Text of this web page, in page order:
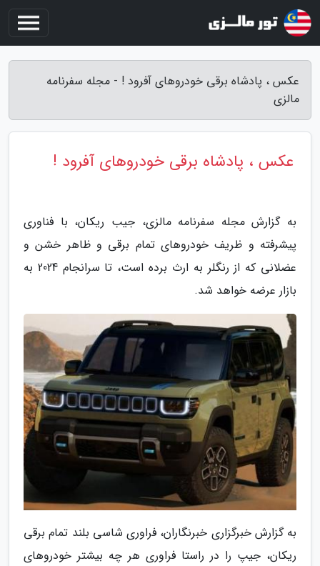
عکس ، پادشاه برقی خودروهای آفرود ! - مجله سفرنامه
مالزی
عکس ، پادشاه برقی خودروهای آفرود !
به گزارش مجله سفرنامه مالزی، جیب ریکان، با فناوری
پیشرفته و ظریف خودروهای تمام برقی و ظاهر خشن و
عضلانی که از رنگلر به ارث برده است، تا سرانجام 2024 به
بازار عرضه خواهد شد.
به گزارش خبرگزاری خبرنگاران، فراوری شاسی بلند تمام برقی
ریکان، جیپ را در راستا فراوری هر چه بیشتر خودروهای